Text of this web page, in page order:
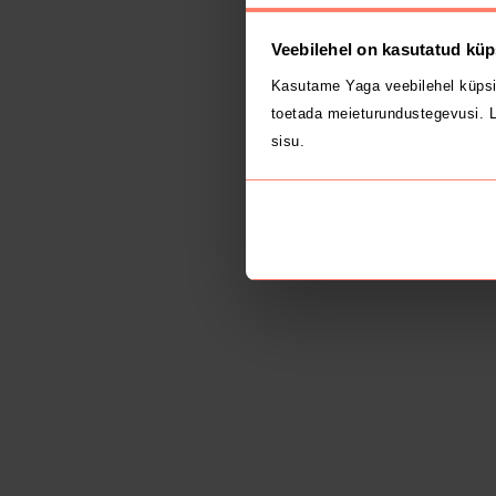
Veebilehel on kasutatud
Kasutame Yaga veebilehel
toetada meieturundustegevusi.
sisu.